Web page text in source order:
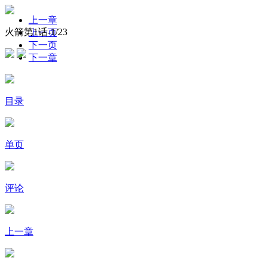
火箭第1话-1/23
上一章
上一页
下一页
下一章
目录
单页
评论
上一章